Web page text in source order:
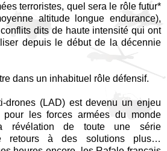
terroristes, quel sera le rôle futur*
altitude longue endurance),
dits de haute intensité qui ont
depuis le début de la décennie
dans un inhabituel rôle défensif.
drones (LAD) est devenu un enjeu
pour les forces armées du monde
révélation de toute une série
retours à des solutions plus…